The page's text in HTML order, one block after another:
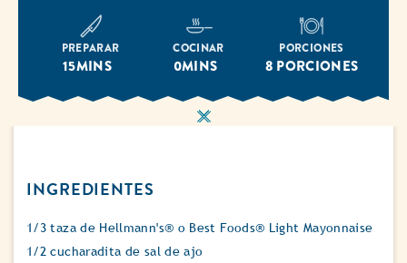
PREPARAR
15MINS
COCINAR
0MINS
PORCIONES
8 PORCIONES
INGREDIENTES
1/3 taza de Hellmann's® o Best Foods® Light Mayonnaise
1/2 cucharadita de sal de ajo